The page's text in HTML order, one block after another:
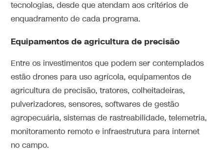
tecnologias, desde que atendam aos critérios de
enquadramento de cada programa.
Equipamentos de agricultura de precisão
Entre os investimentos que podem ser contemplados
estão drones para uso agrícola, equipamentos de
agricultura de precisão, tratores, colheitadeiras,
pulverizadores, sensores, softwares de gestão
agropecuária, sistemas de rastreabilidade, telemetria,
monitoramento remoto e infraestrutura para internet
no campo.